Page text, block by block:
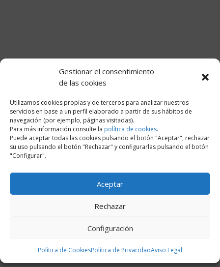
Gestionar el consentimiento
de las cookies
Utilizamos cookies propias y de terceros para analizar nuestros
servicios en base a un perfil elaborado a partir de sus hábitos de
navegación (por ejemplo, páginas visitadas).
Para más información consulte la política de cookies.
Puede aceptar todas las cookies pulsando el botón "Aceptar", rechazar
su uso pulsando el botón "Rechazar" y configurarlas pulsando el botón
"Configurar".
Aceptar
Rechazar
Configuración
Política de CookiesPolítica de PrivacidadAviso Legal